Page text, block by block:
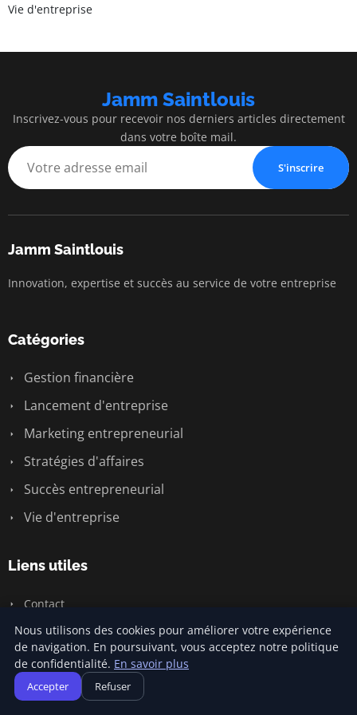
Vie d'entreprise
Jamm Saintlouis
Inscrivez-vous pour recevoir nos derniers articles directement
dans votre boîte mail.
S'inscrire
Jamm Saintlouis
Innovation, expertise et succès au service de votre entreprise
Catégories
Gestion financière
Lancement d'entreprise
Marketing entrepreneurial
Stratégies d'affaires
Succès entrepreneurial
Vie d'entreprise
Liens utiles
Contact
Informations
Plan du site
Nous utilisons des cookies pour améliorer votre expérience
de navigation. En poursuivant, vous acceptez notre politique
de confidentialité. En savoir plus
Accepter Refuser